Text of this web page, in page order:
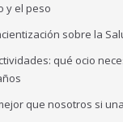
y el peso
sobre la
qué ocio
que nosotros si